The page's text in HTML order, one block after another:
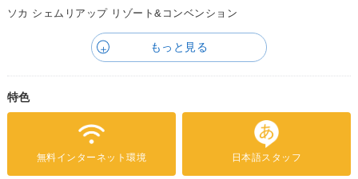
ソカ シェムリアップ リゾート&コンベンション
もっと見る
特色
無料インターネット環境 日本語スタッフ